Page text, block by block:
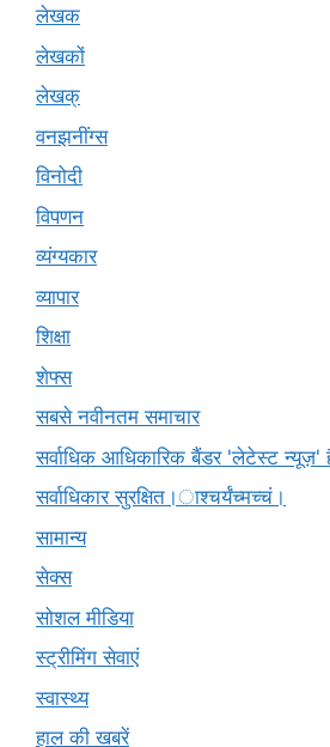
लेखक
लेखकों
लेखक्
वनझनींग्स
विनोदी
विपणन
व्यंग्यकार
व्यापार
शिक्षा
शेफ्स
सबसे नवीनतम समाचार
सर्वाधिक आधिकारिक बैंडर 'लेटेस्ट न्यूज़'
सर्वाधिकार सुरक्षित।ाश्चर्यंच्मच्चं।
सामान्य
सेक्स
सोशल मीडिया
स्ट्रीमिंग सेवाएं
स्वास्थ्य
हाल की खबरें